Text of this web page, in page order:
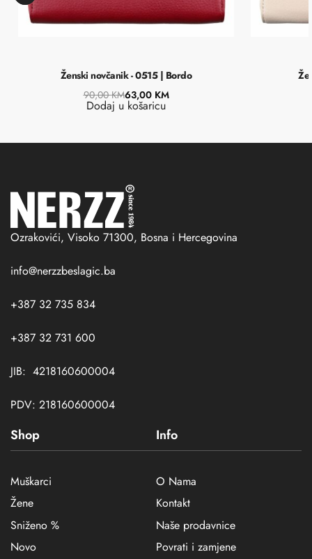
Ženski novčanik - 0515 | Bordo
90,00KM63,00 KM
Dodaj u košaricu
Ozrakovići, Visoko 71300, Bosna i Hercegovina
info@nerzzbeslagic.ba
+387 32 735 834
+387 32 731 600
JIB: 4218160600004
PDV: 218160600004
Shop
Muškarci
Žene
Sniženo %
Novo
Info
O Nama
Kontakt
Naše prodavnice
Povrati i zamjene